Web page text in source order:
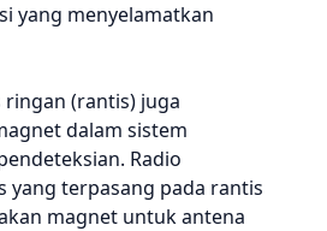
yang menyelamatkan
(rantis) juga
dalam sistem
Radio
yang terpasang pada rantis
magnet untuk antena